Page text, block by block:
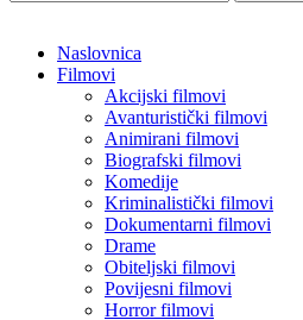
Naslovnica
Filmovi
Akcijski filmovi
Avanturistički filmovi
Animirani filmovi
Biografski filmovi
Komedije
Kriminalistički filmovi
Dokumentarni filmovi
Drame
Obiteljski filmovi
Povijesni filmovi
Horror filmovi